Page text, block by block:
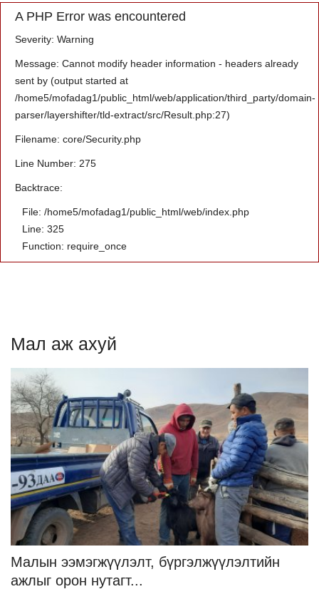
A PHP Error was encountered
Severity: Warning
Message: Cannot modify header information - headers already
sent by (output started at
/home5/mofadag1/public_html/web/application/third_party/domain-
parser/layershifter/tld-extract/src/Result.php:27)
Filename: core/Security.php
Line Number: 275
Backtrace:
File: /home5/mofadag1/public_html/web/index.php
Line: 325
Function: require_once
Мал аж ахуй
Малын ээмэгжүүлэлт, бүргэлжүүлэлтийн
ажлыг орон нутагт...